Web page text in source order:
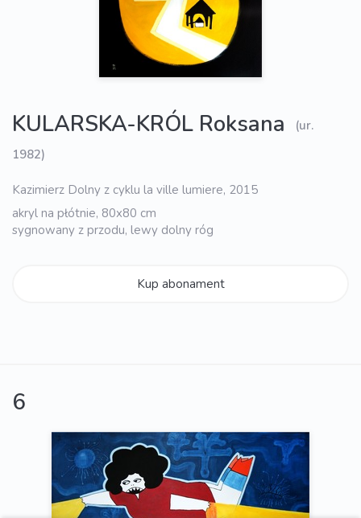
KULARSKA-KRÓL Roksana
(ur.
1982)
Kazimierz Dolny z cyklu la ville lumiere, 2015
akryl na płótnie, 80x80 cm
sygnowany z przodu, lewy dolny róg
Kup abonament
6